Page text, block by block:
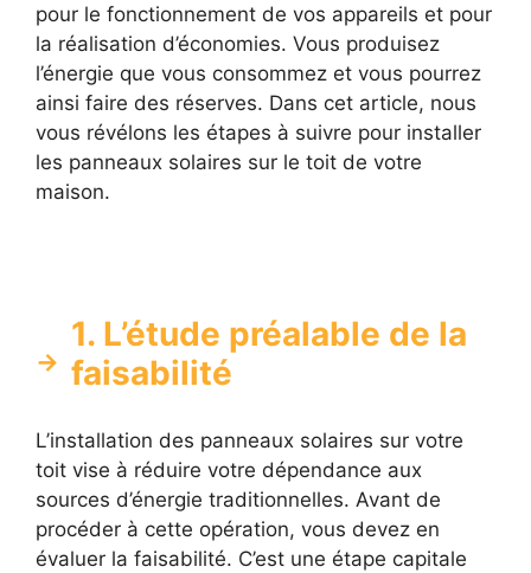
pour le fonctionnement de vos appareils et pour
la réalisation d’économies. Vous produisez
l’énergie que vous consommez et vous pourrez
ainsi faire des réserves. Dans cet article, nous
vous révélons les étapes à suivre pour installer
les panneaux solaires sur le toit de votre
maison.
1. L’étude préalable de la
faisabilité
L’installation des panneaux solaires sur votre
toit vise à réduire votre dépendance aux
sources d’énergie traditionnelles. Avant de
procéder à cette opération, vous devez en
évaluer la faisabilité. C’est une étape capitale